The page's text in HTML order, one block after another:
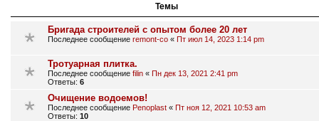
Темы
Бригада строителей с опытом более 20 лет
Последнее сообщение remont-co « Пт июл 14, 2023 1:14 pm
Тротуарная плитка.
Последнее сообщение filin « Пн дек 13, 2021 2:41 pm
Ответы: 6
Очищение водоемов!
Последнее сообщение Penoplast « Пт ноя 12, 2021 10:53 am
Ответы: 10